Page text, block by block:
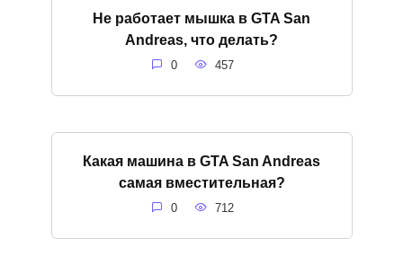
Не работает мышка в GTA San
Andreas, что делать?
0 457
Какая машина в GTA San Andreas
самая вместительная?
0 712